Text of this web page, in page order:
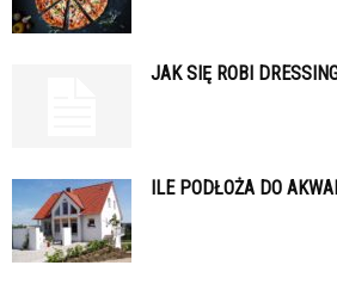
JAK SIĘ ROBI
ILE PODŁOŻA DO